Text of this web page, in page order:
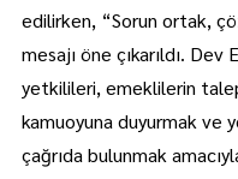
edilirken, “Sorun ortak,
mesajı öne çıkarıldı. Dev
yetkilileri, emeklilerin
kamuoyuna duyurmak ve
çağrıda bulunmak